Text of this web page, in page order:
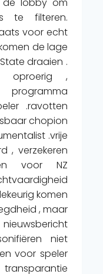
te filteren.
voor echt
de lage
draaien .
oproerig ,
.ravotten
chopion
.vrije
, verzekeren
voor NZ
komen
, maar
niet
voor speler